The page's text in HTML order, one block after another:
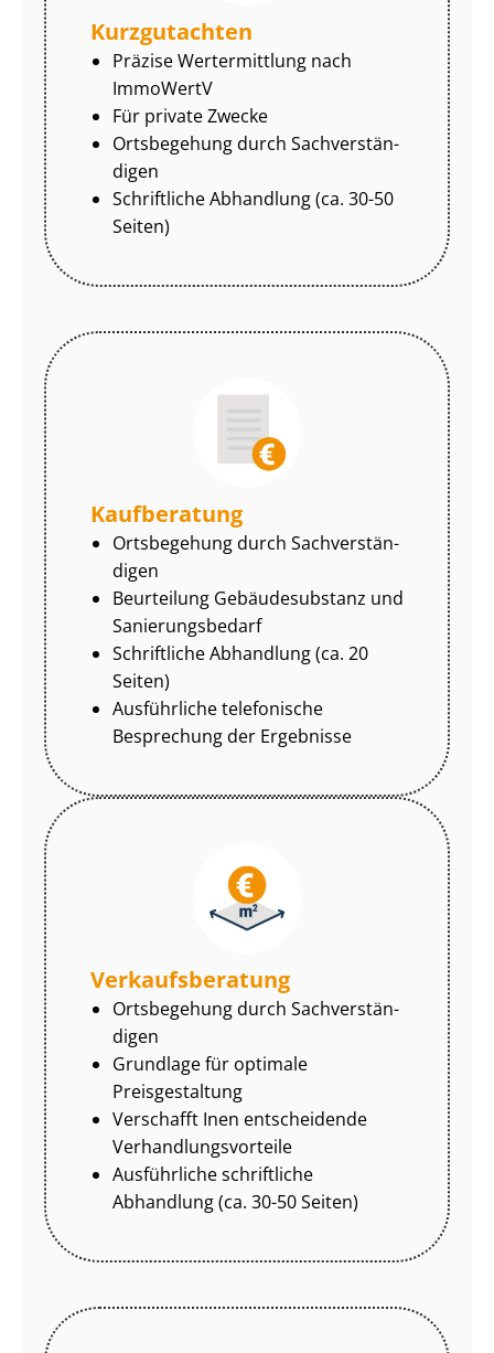
Kurzgutachten
Präzise Wertermittlung nach
ImmoWertV
Für private Zwecke
Ortsbegehung durch Sach­ver­stän­
di­gen
Schriftliche Abhandlung (ca. 30-50
Seiten)
Kaufberatung
Ortsbegehung durch Sach­ver­stän­
di­gen
Beurteilung Gebäudesubstanz und
Sa­nie­rungs­be­darf
Schriftliche Abhandlung (ca. 20
Seiten)
Ausführliche telefonische
Besprechung der Ergebnisse
Ver­kaufs­be­ra­tung
Ortsbegehung durch Sach­ver­stän­
di­gen
Grundlage für optimale
Preisgestaltung
Verschafft Inen entscheidende
Ver­hand­lungs­vor­tei­le
Ausführliche schriftliche
Abhandlung (ca. 30-50 Seiten)